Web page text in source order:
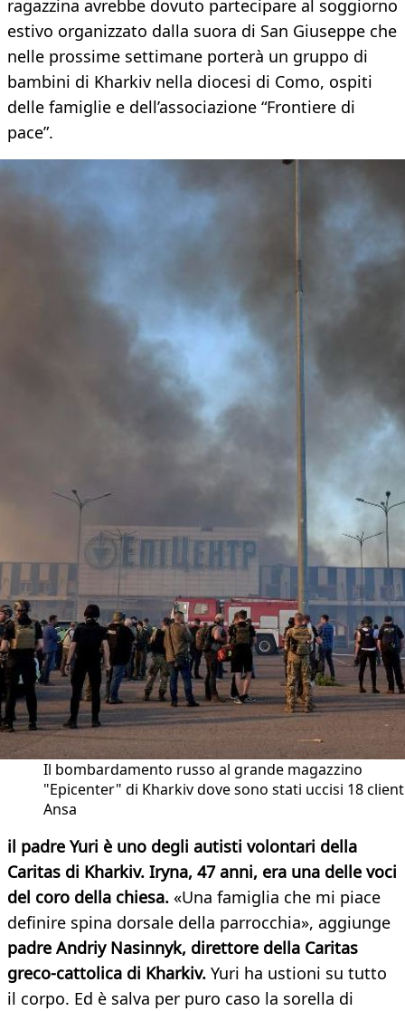
ragazzina avrebbe dovuto partecipare al soggiorno
estivo organizzato dalla suora di San Giuseppe che
nelle prossime settimane porterà un gruppo di
bambini di Kharkiv nella diocesi di Como, ospiti
delle famiglie e dell’associazione “Frontiere di
pace”.
Il bombardamento russo al grande magazzino
"Epicenter" di Kharkiv dove sono stati uccisi 18
Ansa
il padre Yuri è uno degli autisti volontari della
Caritas di Kharkiv. Iryna, 47 anni, era una delle voci
del coro della chiesa. «Una famiglia che mi piace
definire spina dorsale della parrocchia», aggiunge
padre Andriy Nasinnyk, direttore della Caritas
greco-cattolica di Kharkiv. Yuri ha ustioni su tutto
il corpo. Ed è salva per puro caso la sorella di